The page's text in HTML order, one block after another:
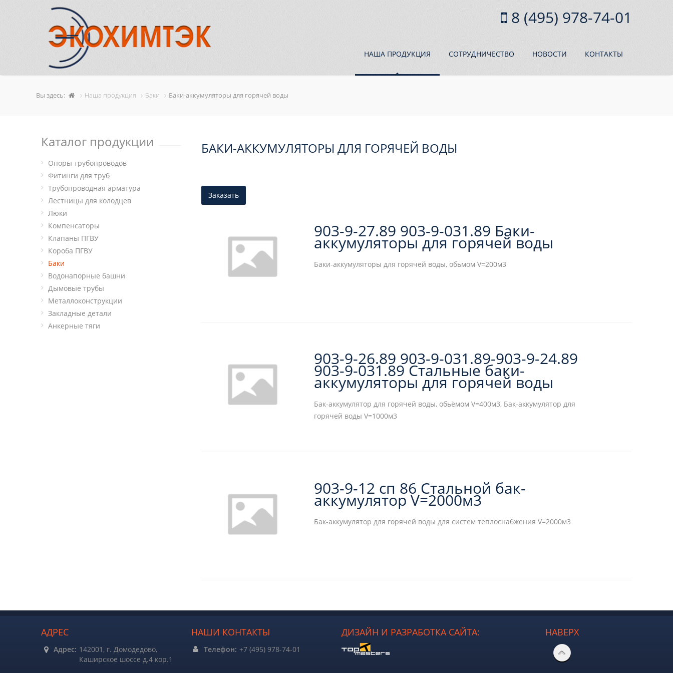
8 (495) 978-74-01
НАША ПРОДУКЦИЯ СОТРУДНИЧЕСТВО НОВОСТИ КОНТАКТЫ
Вы здесь: Наша продукция Баки Баки-аккумуляторы для горячей воды
Каталог продукции
Опоры трубопроводов
Фитинги для труб
Трубопроводная арматура
Лестницы для колодцев
Люки
Компенсаторы
Клапаны ПГВУ
Короба ПГВУ
Баки
Водонапорные башни
Дымовые трубы
Металлоконструкции
Закладные детали
Анкерные тяги
БАКИ-АККУМУЛЯТОРЫ ДЛЯ ГОРЯЧЕЙ ВОДЫ
Заказать
903-9-27.89 903-9-031.89 Баки-
аккумуляторы для горячей воды
Баки-аккумуляторы для горячей воды, обьмом V=200м3
903-9-26.89 903-9-031.89-903-9-24.89
903-9-031.89 Стальные баки-
аккумуляторы для горячей воды
Бак-аккумулятор для горячей воды, обьёмом V=400м3, Бак-аккумулятор для
горячей воды V=1000м3
903-9-12 сп 86 Стальной бак-
аккумулятор V=2000м3
Бак-аккумулятор для горячей воды для систем теплоснабжения V=2000м3
АДРЕС
Адрес: 142001, г. Домодедово,
Каширское шоссе д.4 кор.1
НАШИ КОНТАКТЫ
Телефон: +7 (495) 978-74-01
ДИЗАЙН И РАЗРАБОТКА САЙТА: НАВЕРХ